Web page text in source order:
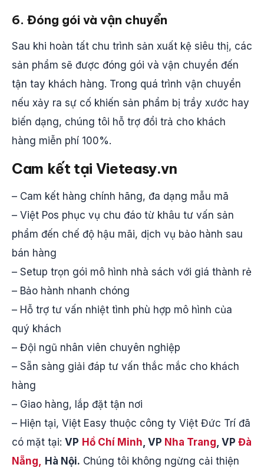
6. Đóng gói và vận chuyển
Sau khi hoàn tất chu trình sản xuất kệ siêu thị, các
sản phẩm sẽ được đóng gói và vận chuyển đến
tận tay khách hàng. Trong quá trình vận chuyển
nếu xảy ra sự cố khiến sản phẩm bị trầy xước hay
biến dạng, chúng tôi hỗ trợ đổi trả cho khách
hàng miễn phí 100%.
Cam kết tại Vieteasy.vn
– Cam kết hàng chính hãng, đa dạng mẫu mã
– Việt Pos phục vụ chu đáo từ khâu tư vấn sản
phẩm đến chế độ hậu mãi, dịch vụ bảo hành sau
bán hàng
– Setup trọn gói mô hình nhà sách với giá thành rẻ
– Bảo hành nhanh chóng
– Hỗ trợ tư vấn nhiệt tình phù hợp mô hình của
quý khách
– Đội ngũ nhân viên chuyên nghiệp
– Sẵn sàng giải đáp tư vấn thắc mắc cho khách
hàng
– Giao hàng, lắp đặt tận nơi
– Hiện tại, Việt Easy thuộc công ty Việt Đức Trí đã
có mặt tại: VP Hồ Chí Minh, VP Nha Trang, VP Đà
Nẵng, Hà Nội. Chúng tôi không ngừng cải thiện